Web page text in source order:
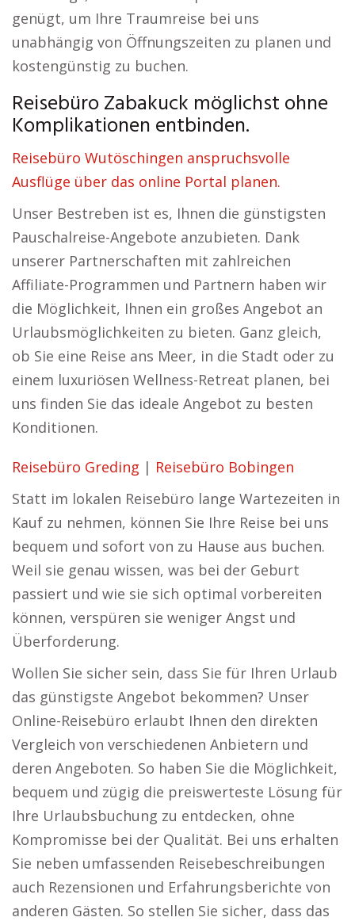
genügt, um Ihre Traumreise bei uns
unabhängig von Öffnungszeiten zu planen und
kostengünstig zu buchen.
Reisebüro Zabakuck möglichst ohne
Komplikationen entbinden.
Reisebüro Wutöschingen anspruchsvolle
Ausflüge über das online Portal planen.
Unser Bestreben ist es, Ihnen die günstigsten
Pauschalreise-Angebote anzubieten. Dank
unserer Partnerschaften mit zahlreichen
Affiliate-Programmen und Partnern haben wir
die Möglichkeit, Ihnen ein großes Angebot an
Urlaubsmöglichkeiten zu bieten. Ganz gleich,
ob Sie eine Reise ans Meer, in die Stadt oder zu
einem luxuriösen Wellness-Retreat planen, bei
uns finden Sie das ideale Angebot zu besten
Konditionen.
Reisebüro Greding | Reisebüro Bobingen
Statt im lokalen Reisebüro lange Wartezeiten in
Kauf zu nehmen, können Sie Ihre Reise bei uns
bequem und sofort von zu Hause aus buchen.
Weil sie genau wissen, was bei der Geburt
passiert und wie sie sich optimal vorbereiten
können, verspüren sie weniger Angst und
Überforderung.
Wollen Sie sicher sein, dass Sie für Ihren Urlaub
das günstigste Angebot bekommen? Unser
Online-Reisebüro erlaubt Ihnen den direkten
Vergleich von verschiedenen Anbietern und
deren Angeboten. So haben Sie die Möglichkeit,
bequem und zügig die preiswerteste Lösung für
Ihre Urlaubsbuchung zu entdecken, ohne
Kompromisse bei der Qualität. Bei uns erhalten
Sie neben umfassenden Reisebeschreibungen
auch Rezensionen und Erfahrungsberichte von
anderen Gästen. So stellen Sie sicher, dass das